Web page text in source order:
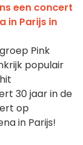
een concert
in Parijs in
Pink
populair
30 jaar in de
op
in Parijs!